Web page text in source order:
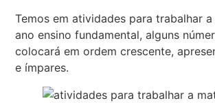
Temos em atividades para trabalhar
ano ensino fundamental, alguns
colocará em ordem crescente,
e ímpares.